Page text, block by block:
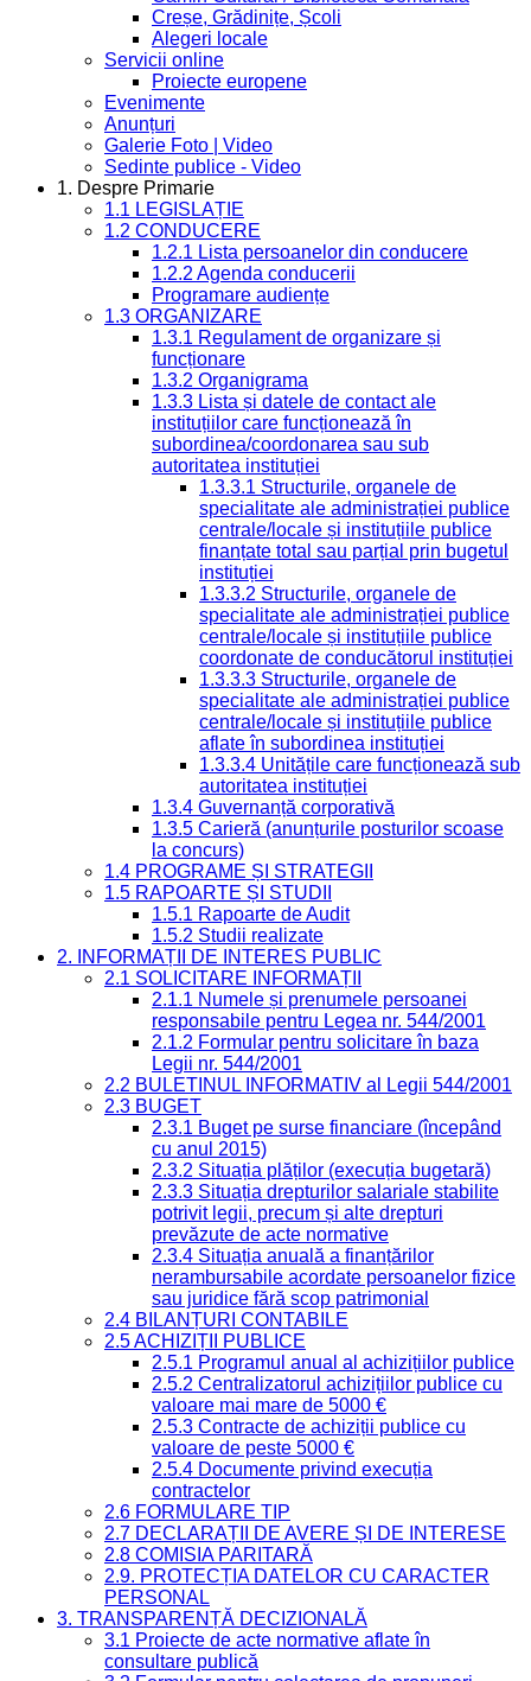
Creșe, Grădinițe, Școli
Alegeri locale
Servicii online
Proiecte europene
Evenimente
Anunțuri
Galerie Foto | Video
Sedinte publice - Video
1. Despre Primarie
1.1 LEGISLAȚIE
1.2 CONDUCERE
1.2.1 Lista persoanelor din conducere
1.2.2 Agenda conducerii
Programare audiențe
1.3 ORGANIZARE
1.3.1 Regulament de organizare și
funcționare
1.3.2 Organigrama
1.3.3 Lista și datele de contact ale
instituțiilor care funcționează în
subordinea/coordonarea sau sub
autoritatea instituției
1.3.3.1 Structurile, organele de
specialitate ale administrației publice
centrale/locale și instituțiile publice
finanțate total sau parțial prin bugetul
instituției
1.3.3.2 Structurile, organele de
specialitate ale administrației publice
centrale/locale și instituțiile publice
coordonate de conducătorul instituției
1.3.3.3 Structurile, organele de
specialitate ale administrației publice
centrale/locale și instituțiile publice
aflate în subordinea instituției
1.3.3.4 Unitățile care funcționează sub
autoritatea instituției
1.3.4 Guvernanță corporativă
1.3.5 Carieră (anunțurile posturilor scoase
la concurs)
1.4 PROGRAME ȘI STRATEGII
1.5 RAPOARTE ȘI STUDII
1.5.1 Rapoarte de Audit
1.5.2 Studii realizate
2. INFORMAȚII DE INTERES PUBLIC
2.1 SOLICITARE INFORMAȚII
2.1.1 Numele și prenumele persoanei
responsabile pentru Legea nr. 544/2001
2.1.2 Formular pentru solicitare în baza
Legii nr. 544/2001
2.2 BULETINUL INFORMATIV al Legii 544/2001
2.3 BUGET
2.3.1 Buget pe surse financiare (începând
cu anul 2015)
2.3.2 Situația plăților (execuția bugetară)
2.3.3 Situația drepturilor salariale stabilite
potrivit legii, precum și alte drepturi
prevăzute de acte normative
2.3.4 Situația anuală a finanțărilor
nerambursabile acordate persoanelor fizice
sau juridice fără scop patrimonial
2.4 BILANȚURI CONTABILE
2.5 ACHIZIȚII PUBLICE
2.5.1 Programul anual al achizițiilor publice
2.5.2 Centralizatorul achizițiilor publice cu
valoare mai mare de 5000 €
2.5.3 Contracte de achiziții publice cu
valoare de peste 5000 €
2.5.4 Documente privind execuția
contractelor
2.6 FORMULARE TIP
2.7 DECLARAȚII DE AVERE ȘI DE INTERESE
2.8 COMISIA PARITARĂ
2.9. PROTECȚIA DATELOR CU CARACTER
PERSONAL
3. TRANSPARENȚĂ DECIZIONALĂ
3.1 Proiecte de acte normative aflate în
consultare publică